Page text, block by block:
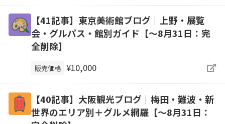
【41記事】東京美術館ブログ｜上野・展覧
会・グルパス・館別ガイド【～8月31日：完
全削除】
販売価格 ¥10,000
【40記事】大阪観光ブログ｜梅田・難波・新
世界のエリア別＋グルメ網羅【～8月31日：